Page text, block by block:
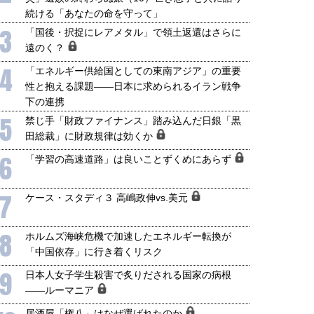
続ける「あなたの命を守って」
3
「国後・択捉にレアメタル」で領土返還はさらに
遠のく？
「エネルギー供給国としての東南アジア」の重要
性と抱える課題――日本に求められるイラン戦争
下の連携
5
禁じ手「財政ファイナンス」踏み込んだ日銀「黒
田総裁」に財政規律は効くか
6 「学習の高速道路」は良いことずくめにあらず
7 ケース・スタディ３ 高嶋政伸vs.美元
8
ホルムズ海峡危機で加速したエネルギー転換が
「中国依存」に行き着くリスク
9
日本人女子学生殺害で炙りだされる国家の病根
――ルーマニア